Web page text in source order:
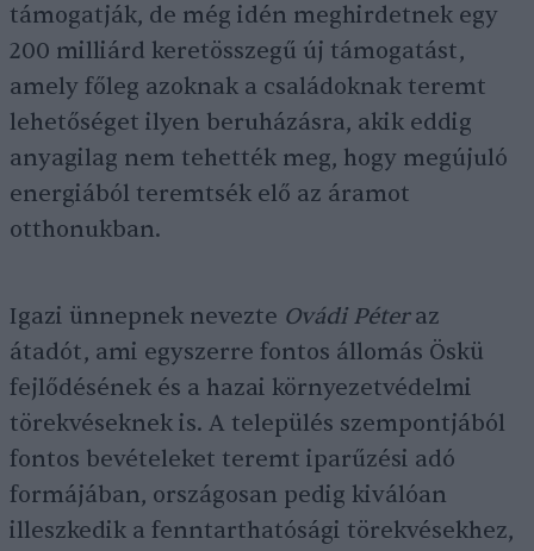
támogatják, de még idén meghirdetnek egy
200 milliárd keretösszegű új támogatást,
amely főleg azoknak a családoknak teremt
lehetőséget ilyen beruházásra, akik eddig
anyagilag nem tehették meg, hogy megújuló
energiából teremtsék elő az áramot
otthonukban.
Igazi ünnepnek nevezte Ovádi Péteraz
átadót, ami egyszerre fontos állomás Öskü
fejlődésének és a hazai környezetvédelmi
törekvéseknek is. A település szempontjából
fontos bevételeket teremt iparűzési adó
formájában, országosan pedig kiválóan
illeszkedik a fenntarthatósági törekvésekhez,